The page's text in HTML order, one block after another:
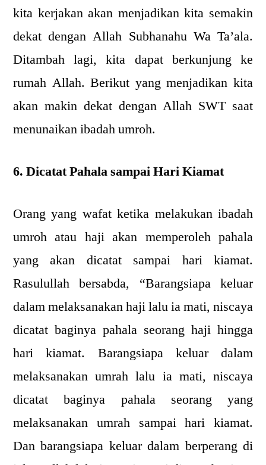
kita kerjakan akan menjadikan kita semakin
dekat dengan Allah Subhanahu Wa Ta’ala.
Ditambah lagi, kita dapat berkunjung ke
rumah Allah. Berikut yang menjadikan kita
akan makin dekat dengan Allah SWT saat
menunaikan ibadah umroh.
6. Dicatat Pahala sampai Hari Kiamat
Orang yang wafat ketika melakukan ibadah
umroh atau haji akan memperoleh pahala
yang akan dicatat sampai hari kiamat.
Rasulullah bersabda, “Barangsiapa keluar
dalam melaksanakan haji lalu ia mati, niscaya
dicatat baginya pahala seorang haji hingga
hari kiamat. Barangsiapa keluar dalam
melaksanakan umrah lalu ia mati, niscaya
dicatat baginya pahala seorang yang
melaksanakan umrah sampai hari kiamat.
Dan barangsiapa keluar dalam berperang di